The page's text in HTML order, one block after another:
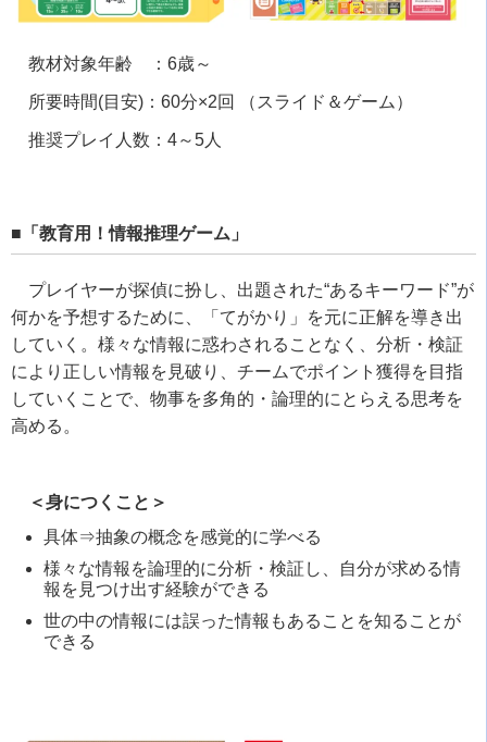
教材対象年齢 ：6歳～
所要時間(目安)：60分×2回 （スライド＆ゲーム）
推奨プレイ人数：4～5人
■「教育用！情報推理ゲーム」
プレイヤーが探偵に扮し、出題された“あるキーワード”が
何かを予想するために、「てがかり」を元に正解を導き出
していく。様々な情報に惑わされることなく、分析・検証
により正しい情報を見破り、チームでポイント獲得を目指
していくことで、物事を多角的・論理的にとらえる思考を
高める。
＜身につくこと＞
具体⇒抽象の概念を感覚的に学べる
様々な情報を論理的に分析・検証し、自分が求める情
報を見つけ出す経験ができる
世の中の情報には誤った情報もあることを知ることが
できる